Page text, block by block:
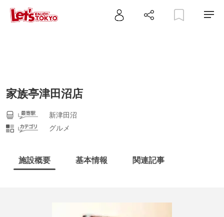
家族亭津田沼店
新津田沼
グルメ
施設概要 基本情報 関連記事